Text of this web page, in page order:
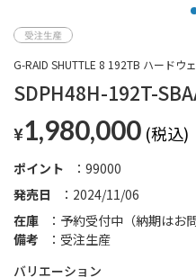
SDPH48H-192T-
G-RAID SHUTTLE 8 192TB ハードウ
¥1,980,000
発売日 2024/11/06
ポイント 99000
在庫
予約受付中（納期はお
備考
受注生産